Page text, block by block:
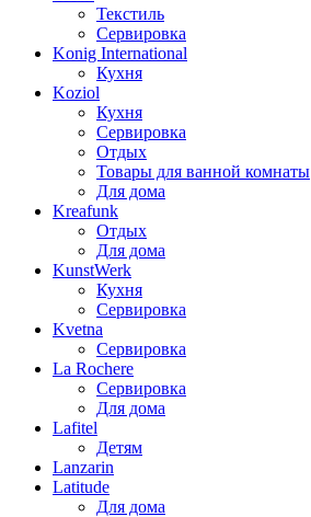
Текстиль
Сервировка
Konig International
Кухня
Koziol
Кухня
Сервировка
Отдых
Товары для ванной комнаты
Для дома
Kreafunk
Отдых
Для дома
KunstWerk
Кухня
Сервировка
Kvetna
Сервировка
La Rochere
Сервировка
Для дома
Lafitel
Детям
Lanzarin
Latitude
Для дома